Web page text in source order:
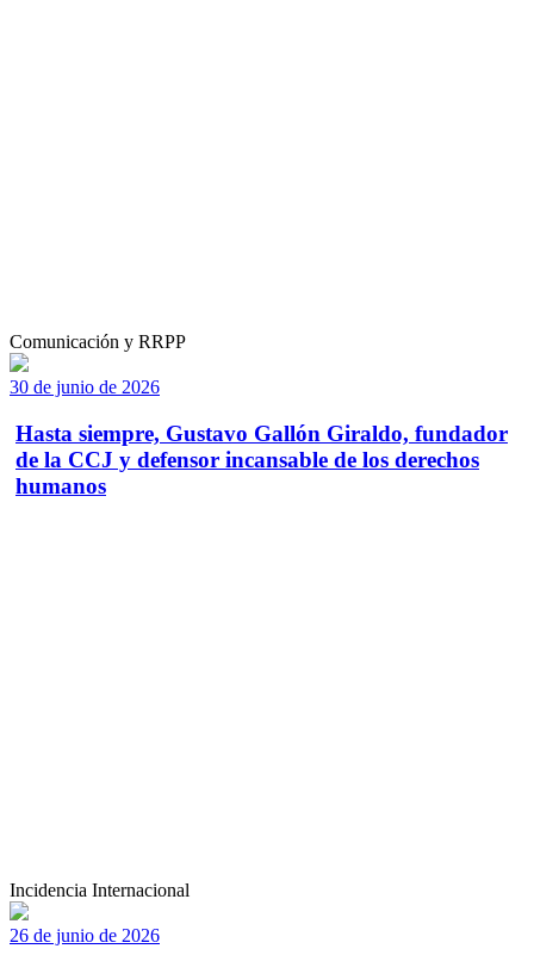
Comunicación y RRPP
30 de junio de 2026
Hasta siempre, Gustavo Gallón Giraldo, fundador
de la CCJ y defensor incansable de los derechos
humanos
Incidencia Internacional
26 de junio de 2026